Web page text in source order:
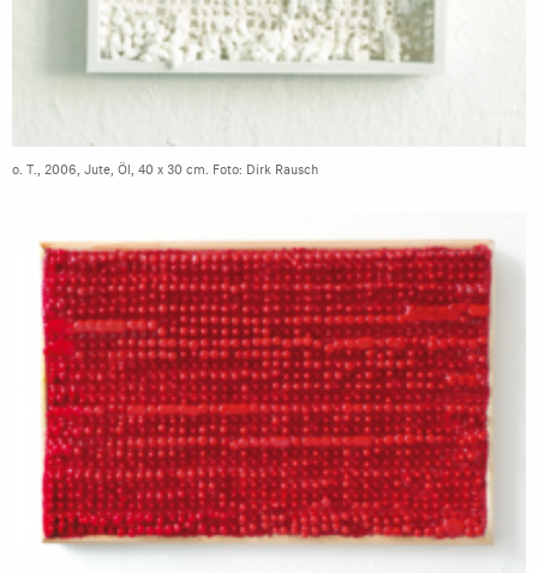
o. T., 2006, Jute, Öl, 40 x 30 cm. Foto: Dirk Rausch